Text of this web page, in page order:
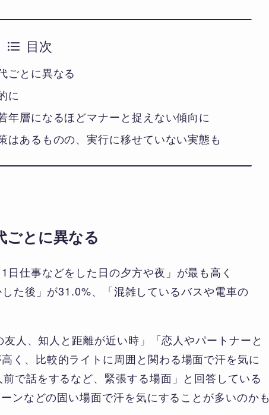
目次
ごとに異なる
に
年層になるほどマナーと捉えない傾向に
はあるものの、実行に移せていない実態も
ごとに異なる
仕事などをした日の夕方や夜」が最も高く
た後」が31.0%、「混雑しているバスや電車の
人、知人と距離が近い時」「恋人やパートナーと
く、比較的ライトに周囲と関わる場面で汗を気に
で話をするなど、緊張する場面」と回答している
ンなどの固い場面で汗を気にすることが多いのかも